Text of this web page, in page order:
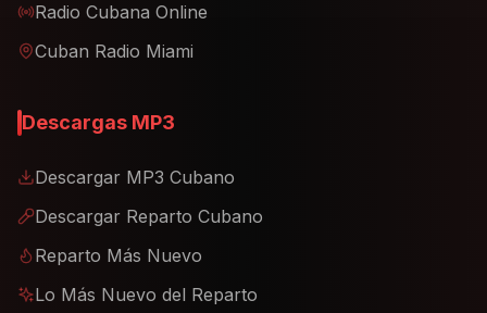
Radio Cubana Online
Cuban Radio Miami
Descargas MP3
Descargar MP3 Cubano
Descargar Reparto Cubano
Reparto Más Nuevo
Lo Más Nuevo del Reparto